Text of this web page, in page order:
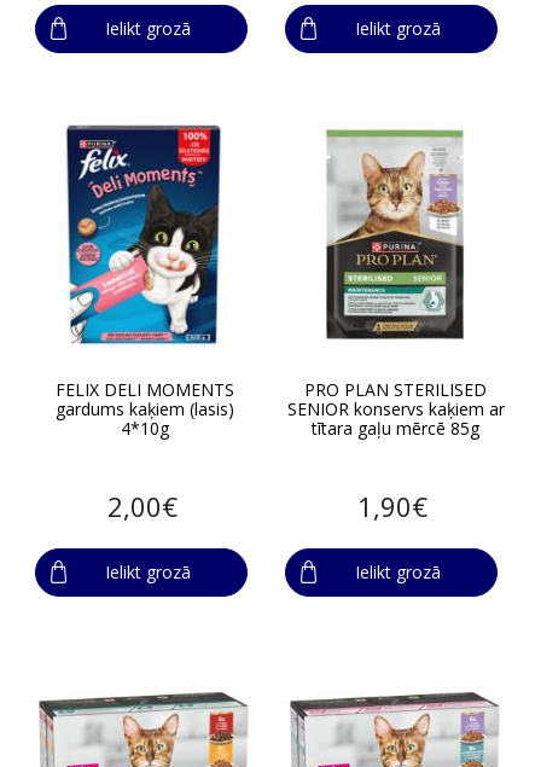
Ielikt grozā Ielikt grozā
FELIX DELI MOMENTS
gardums kaķiem (lasis)
4*10g
2,00€
Ielikt grozā
PRO PLAN STERILISED
SENIOR konservs kaķiem ar
tītara gaļu mērcē 85g
1,90€
Ielikt grozā